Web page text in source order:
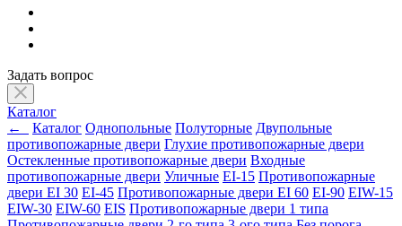
Задать вопрос
Каталог
←
Каталог Однопольные Полуторные Двупольные
противопожарные двери Глухие противопожарные двери
Остекленные противопожарные двери Входные
противопожарные двери Уличные EI-15 Противопожарные
двери EI 30 EI-45 Противопожарные двери EI 60 EI-90 EIW-15
EIW-30 EIW-60 EIS Противопожарные двери 1 типа